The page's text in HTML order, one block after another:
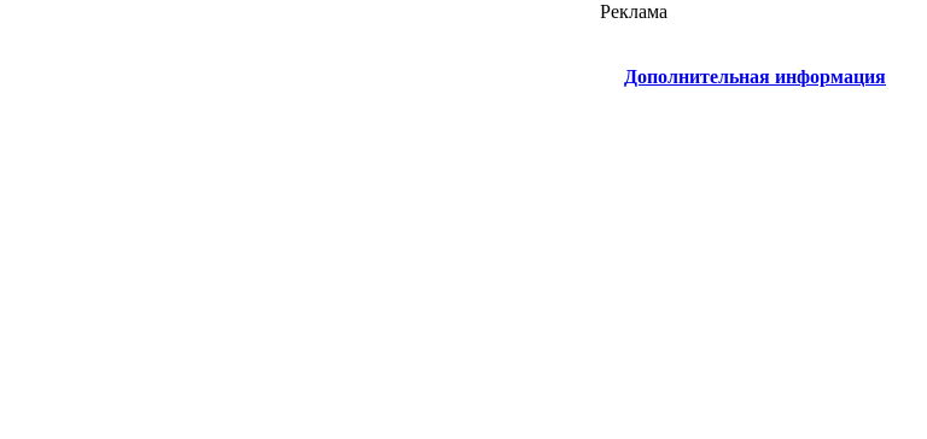
Реклама
Дополнительная информация